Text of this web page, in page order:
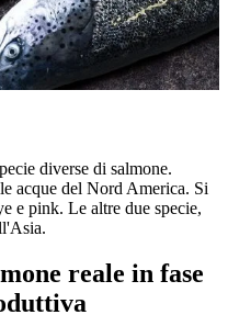
diverse di salmone.
acque del Nord America. Si
e pink. Le altre due specie,
reale in fase